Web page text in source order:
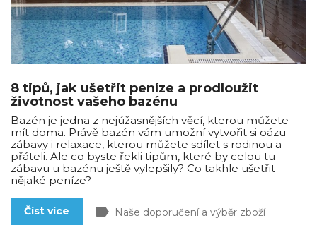
8 tipů, jak ušetřit peníze a prodloužit
životnost vašeho bazénu
Bazén je jedna z nejúžasnějších věcí, kterou můžete
mít doma. Právě bazén vám umožní vytvořit si oázu
zábavy i relaxace, kterou můžete sdílet s rodinou a
přáteli. Ale co byste řekli tipům, které by celou tu
zábavu u bazénu ještě vylepšily? Co takhle ušetřit
nějaké peníze?
Číst více label Naše doporučení a výběr zboží